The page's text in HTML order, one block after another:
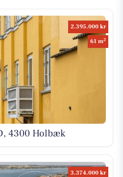
2.395.000 kr
61 m2
4300 Holbæk
3.374.000 kr